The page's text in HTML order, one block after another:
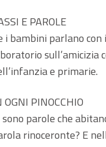
E PAROLE
i bambini parlano
sull’amicizia
e primarie.
OGNI PINOCCHIO
sono parole che
rinoceronte? E